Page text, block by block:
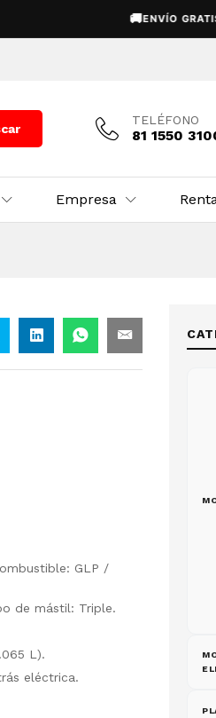
ENVÍO GRATIS
TELÉFONO
81 1550
Empresa
GLP /
de mástil: Triple.
L).
eléctrica.
USD $